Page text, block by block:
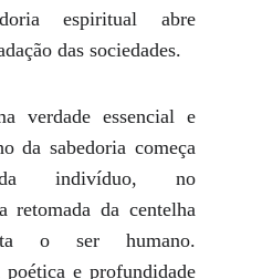
espiritual abre
das sociedades.
verdade essencial e
da sabedoria começa
indivíduo, no
retomada da centelha
o ser humano.
e profundidade